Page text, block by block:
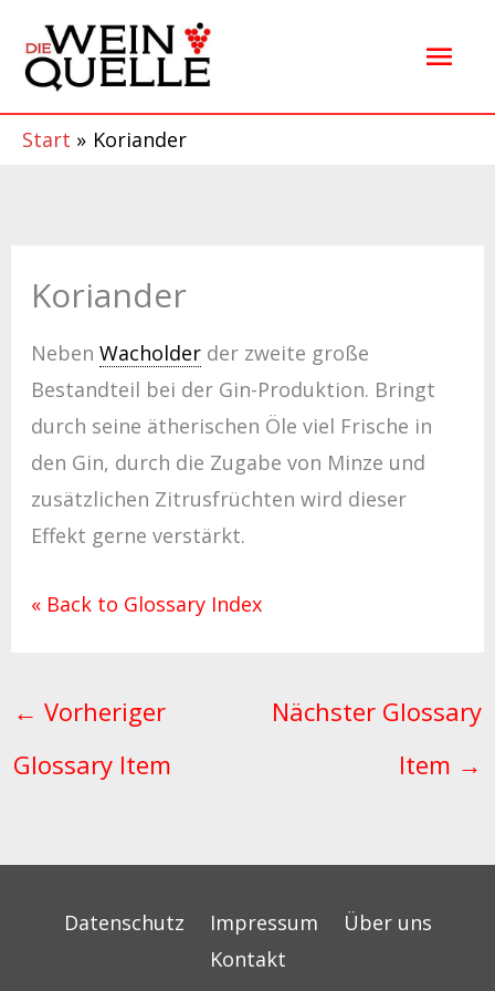
Inhalt
springen
Start Koriander
Koriander
Neben Wacholderder zweite große
Bestandteil bei der Gin-Produktion. Bringt
durch seine ätherischen Öle viel Frische in
den Gin, durch die Zugabe von Minze und
zusätzlichen Zitrusfrüchten wird dieser
Effekt gerne verstärkt.
« Back to Glossary Index
← Vorheriger
Glossary Item
Nächster Glossary
Item →
Datenschutz Impressum
Über uns
Kontakt